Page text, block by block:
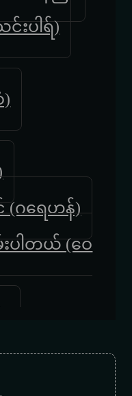
ပါရ်)
ဂရေဟန်)
းပါတယ် (ဝေ
လွမ်း (ဗညား